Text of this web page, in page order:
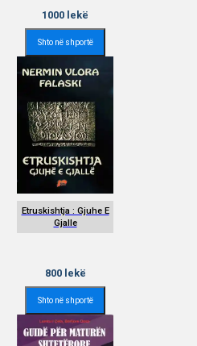
1000 lekë
Shto në shportë
Etruskishtja : Gjuhe E
Gjalle
800lekë
Shto në shportë